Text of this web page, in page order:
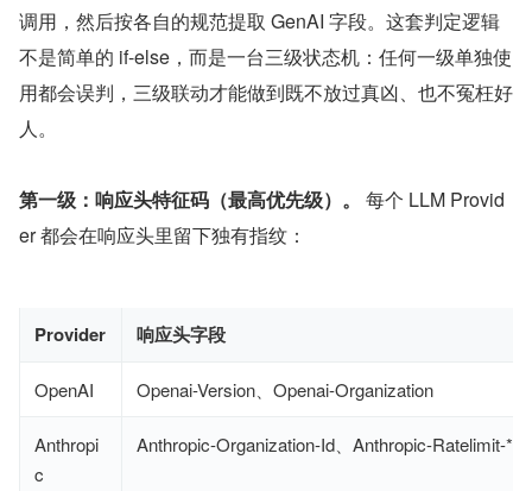
调用，然后按各自的规范提取 GenAI 字段。这套判定逻辑
不是简单的 if-else，而是一台三级状态机：任何一级单独使
用都会误判，三级联动才能做到既不放过真凶、也不冤枉好
人。
第一级：响应头特征码（最高优先级）。
每个 LLM Provid
er 都会在响应头里留下独有指纹：
Provider 响应头字段
OpenAI Openai-Version、Openai-Organization
Anthropi
c
Anthropic-Organization-Id、Anthropic-Ratelimit-*